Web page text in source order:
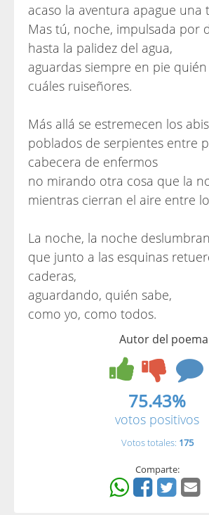
acaso la aventura apague una
Mas tú, noche, impulsada por
hasta la palidez del agua,
aguardas siempre en pie quién
cuáles ruiseñores.
Más allá se estremecen los
poblados de serpientes entre
cabecera de enfermos
no mirando otra cosa que la
mientras cierran el aire entre
La noche, la noche
que junto a las esquinas
caderas,
aguardando, quién sabe,
como yo, como todos.
Autor del
75.43%
votos positivos
Votos totales: 175
Comparte: